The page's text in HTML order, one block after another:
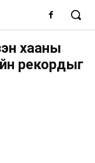
хааны
рекордыг